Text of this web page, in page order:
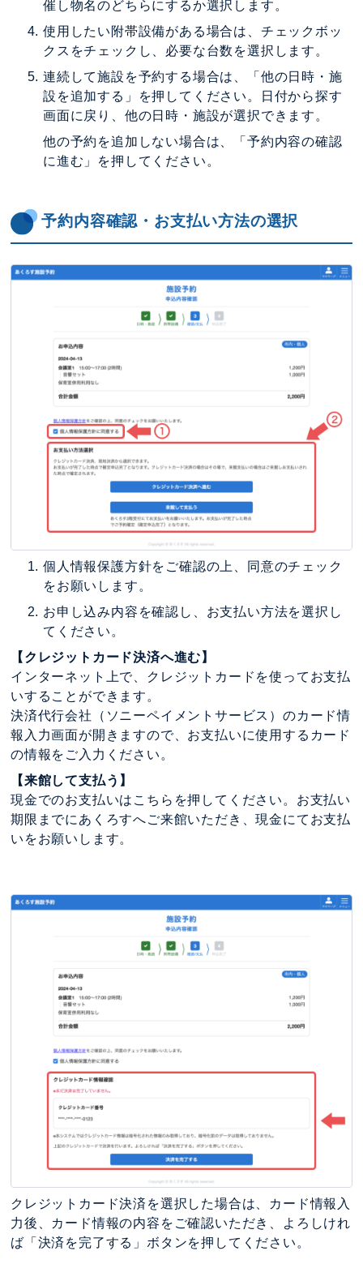
催し物名のどちらにするか選択します。
使用したい附帯設備がある場合は、チェックボッ
クスをチェックし、必要な台数を選択します。
連続して施設を予約する場合は、「他の日時・施
設を追加する」を押してください。日付から探す
画面に戻り、他の日時・施設が選択できます。
他の予約を追加しない場合は、「予約内容の確認
に進む」を押してください。
予約内容確認・お支払い方法の選択
個人情報保護方針をご確認の上、同意のチェック
をお願いします。
お申し込み内容を確認し、お支払い方法を選択し
てください。
【クレジットカード決済へ進む】
インターネット上で、クレジットカードを使ってお支払
いすることができます。
決済代行会社（ソニーペイメントサービス）のカード情
報入力画面が開きますので、お支払いに使用するカード
の情報をご入力ください。
【来館して支払う】
現金でのお支払いはこちらを押してください。お支払い
期限までにあくろすへご来館いただき、現金にてお支払
いをお願いします。
クレジットカード決済を選択した場合は、カード情報入
力後、カード情報の内容をご確認いただき、よろしけれ
ば「決済を完了する」ボタンを押してください。